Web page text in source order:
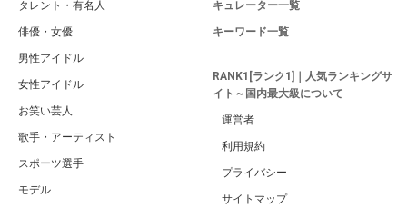
タレント・有名人
俳優・女優
男性アイドル
女性アイドル
お笑い芸人
歌手・アーティスト
スポーツ選手
モデル
キュレーター一覧
キーワード一覧
RANK1[ランク1]｜人気ランキングサ
イト～国内最大級について
運営者
利用規約
プライバシー
サイトマップ